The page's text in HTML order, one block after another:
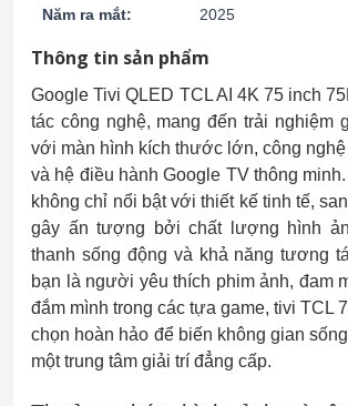
Năm ra mắt: 2025
Thông tin sản phẩm
Google Tivi QLED TCL AI 4K 75 inch
tác công nghệ, mang đến trải nghiệm
với màn hình kích thước lớn, công nghệ
và hệ điều hành Google TV thông
không chỉ nổi bật với thiết kế tinh tế,
gây ấn tượng bởi chất lượng hình
thanh sống động và khả năng tương
bạn là người yêu thích phim ảnh, đam
đắm mình trong các tựa game, tivi TCL
chọn hoàn hảo để biến không gian
một trung tâm giải trí đẳng cấp.